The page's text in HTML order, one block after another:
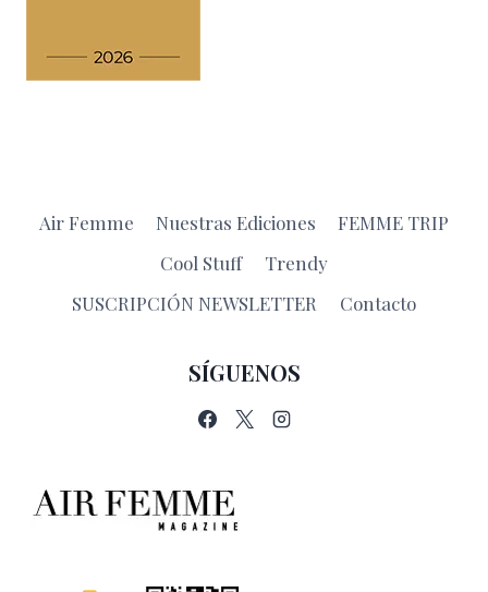
Air Femme Nuestras Ediciones
FEMME TRIP
Cool Stuff
Trendy
SUSCRIPCIÓN NEWSLETTER
Contacto
SÍGUENOS